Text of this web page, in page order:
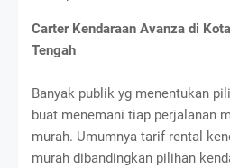
Carter Kendaraan Avanza di
Tengah
Banyak publik yg menentukan
buat menemani tiap perjalanan
murah. Umumnya tarif rental
murah dibandingkan pilihan